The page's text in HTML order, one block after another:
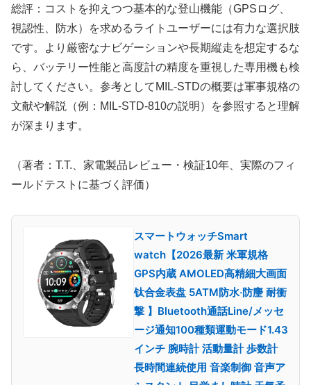
総評：コストを抑えつつ基本的な登山機能（GPSログ、
視認性、防水）を求めるライトユーザーには有力な選択肢
です。より厳密なナビゲーションや長期縦走を想定するな
ら、バッテリー性能と高度計の精度を重視した専用機も検
討してください。参考としてMIL-STDの概要は軍事規格の
文献や解説（例：MIL-STD-810の説明）を参照すると理解
が深まります。
（著者：T.T.、家電製品レビュー・検証10年、実際のフィ
ールドテストに基づく評価）
スマートウォッチSmart
watch【2026最新 米軍規格
GPS内蔵 AMOLED高精細大画面
钛合金表盘 5ATM防水·防麈 耐衝
撃 】Bluetooth通話Line/メッセ
ージ通知100種類運動モード1.43
インチ 腕時計 活動量計 歩数計
長時間連続使用 音楽制御 音声ア